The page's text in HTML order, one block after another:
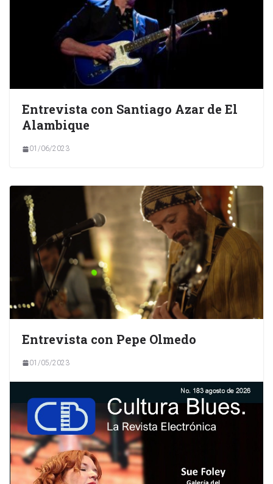
Entrevista con Santiago Azar de El
Alambique
01/06/2023
Entrevista con Pepe Olmedo
01/05/2023